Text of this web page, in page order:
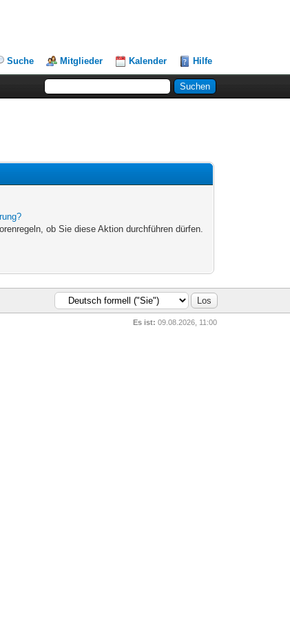
Suche Mitglieder Kalender Hilfe
ob Sie diese Aktion durchführen dürfen.
Es ist: 09.08.2026, 11:00